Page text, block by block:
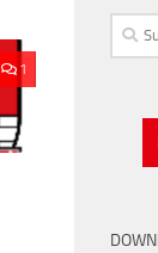
1
Suchen
nach: